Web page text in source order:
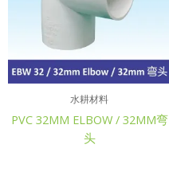
水耕材料
PVC 32MM ELBOW / 32MM弯
头